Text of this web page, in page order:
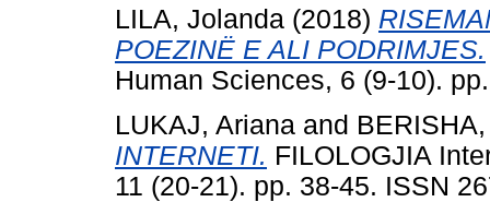
LILA, Jolanda (2018)
POEZINË E ALI PODRIMJES.
Human Sciences, 6 (9-10).
LUKAJ, Ariana and
INTERNETI. FILOLOGJIA
11 (20-21). pp. 38-45. ISSN